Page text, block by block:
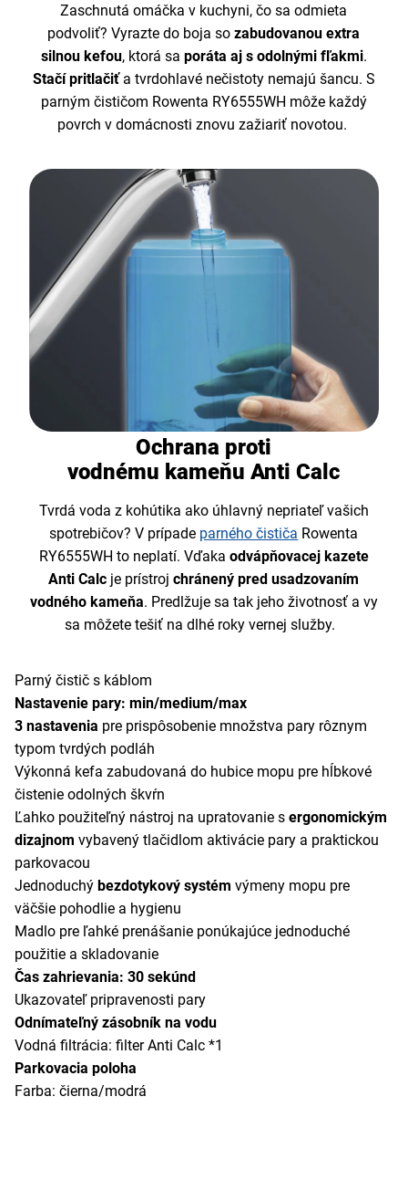
Zaschnutá omáčka v kuchyni, čo sa odmieta
podvoliť? Vyrazte do boja sozabudovanou extra
silnou kefou, ktorá sa poráta aj s odolnými fľakmi.
Stačí pritlačiťa tvrdohlavé nečistoty nemajú šancu. S
parným čističom Rowenta RY6555WH môže každý
povrch v domácnosti znovu zažiariť novotou.
Ochrana proti
vodnému kameňu Anti Calc
Tvrdá voda z kohútika ako úhlavný nepriateľ vašich
spotrebičov? V prípade parného čističa Rowenta
RY6555WH to neplatí. Vďaka odvápňovacej kazete
Anti Calc je prístrojchránený pred usadzovaním
vodného kameňa. Predlžuje sa tak jeho životnosť a vy
sa môžete tešiť na dlhé roky vernej služby.
Parný čistič s káblom
Nastavenie pary: min/medium/max
3 nastavenia pre prispôsobenie množstva pary rôznym
typom tvrdých podláh
Výkonná kefa zabudovaná do hubice mopu pre hĺbkové
čistenie odolných škvŕn
Ľahko použiteľný nástroj na upratovanie s ergonomickým
dizajnom vybavený tlačidlom aktivácie pary a praktickou
parkovacou
Jednoduchý bezdotykový systém výmeny mopu pre
väčšie pohodlie a hygienu
Madlo pre ľahké prenášanie ponúkajúce jednoduché
použitie a skladovanie
Čas zahrievania: 30 sekúnd
Ukazovateľ pripravenosti pary
Odnímateľný zásobník na vodu
Vodná filtrácia: filter Anti Calc *1
Parkovacia poloha
Farba: čierna/modrá